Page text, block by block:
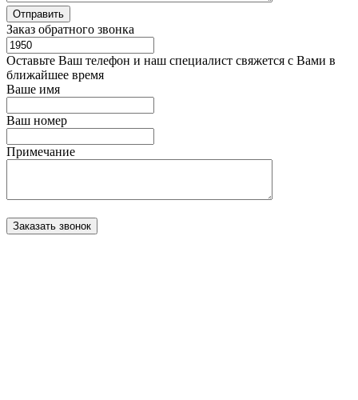
Заказ обратного звонка
Оставьте Ваш телефон и наш специалист свяжется с Вами в
ближайшее время
Ваше имя
Ваш номер
Примечание